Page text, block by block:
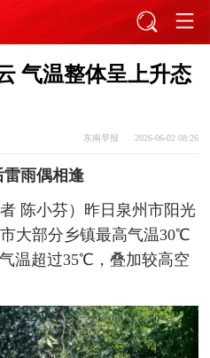
气温整体呈上升态
东南早报 2026-06-02 08:26
雨偶相逢
陈小芬）昨日泉州市阳光
大部分乡镇最高气温30℃
温超过35℃，叠加较高空